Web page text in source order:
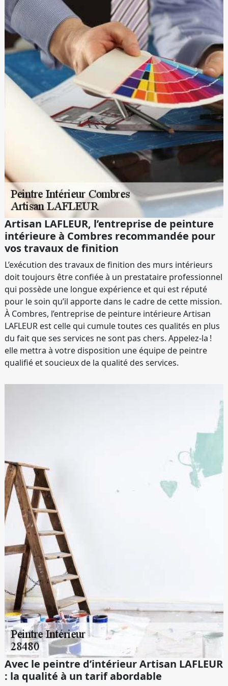
Artisan LAFLEUR, l’entreprise de peinture
intérieure à Combres recommandée pour
vos travaux de finition
L’exécution des travaux de finition des murs intérieurs
doit toujours être confiée à un prestataire professionnel
qui possède une longue expérience et qui est réputé
pour le soin qu’il apporte dans le cadre de cette mission.
À Combres, l’entreprise de peinture intérieure Artisan
LAFLEUR est celle qui cumule toutes ces qualités en plus
du fait que ses services ne sont pas chers. Appelez-la !
elle mettra à votre disposition une équipe de peintre
qualifié et soucieux de la qualité des services.
Avec le peintre d’intérieur Artisan LAFLEUR
: la qualité à un tarif abordable